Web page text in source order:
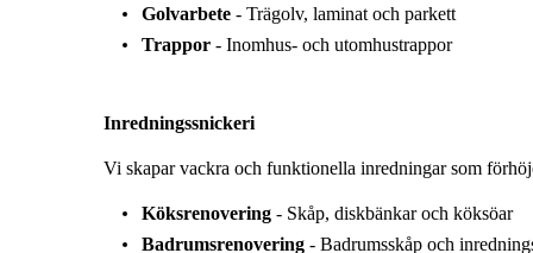
Golvarbete - Trägolv, laminat och parkett
Trappor - Inomhus- och utomhustrappor
Inredningssnickeri
Vi skapar vackra och funktionella inredningar som
Köksrenovering - Skåp, diskbänkar och köksöar
Badrumsrenovering - Badrumsskåp och